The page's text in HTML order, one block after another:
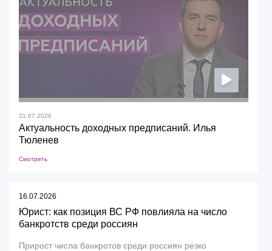
21.07.2026
Актуальность доходных предписаний. Илья
Тюленев
Смотреть
16.07.2026
Юрист: как позиция ВС РФ повлияла на число
банкротств среди россиян
Прирост числа банкротов среди россиян резко